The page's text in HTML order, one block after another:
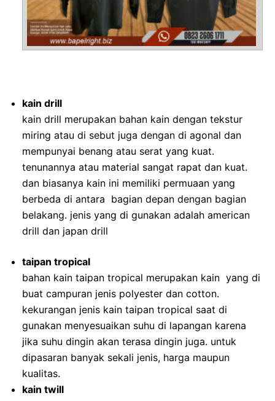
kain drill
kain drill merupakan bahan kain dengan tekstur
miring atau di sebut juga dengan di agonal dan
mempunyai benang atau serat yang kuat.
tenunannya atau material sangat rapat dan kuat.
dan biasanya kain ini memiliki permuaan yang
berbeda di antara bagian depan dengan bagian
belakang. jenis yang di gunakan adalah american
drill dan japan drill
taipan tropical
bahan kain taipan tropical merupakan kain yang di
buat campuran jenis polyester dan cotton.
kekurangan jenis kain taipan tropical saat di
gunakan menyesuaikan suhu di lapangan karena
jika suhu dingin akan terasa dingin juga. untuk
dipasaran banyak sekali jenis, harga maupun
kualitas.
kain twill